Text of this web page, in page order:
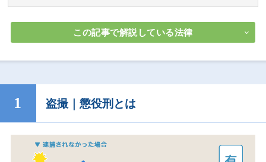
この記事で解説している法律
盗撮｜懲役刑とは